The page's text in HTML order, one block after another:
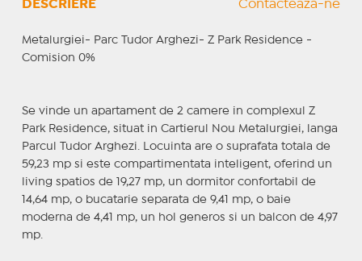
DESCRIERE Contactează-ne
Metalurgiei- Parc Tudor Arghezi- Z Park Residence -
Comision 0%
Se vinde un apartament de 2 camere in complexul Z
Park Residence, situat in Cartierul Nou Metalurgiei, langa
Parcul Tudor Arghezi. Locuinta are o suprafata totala de
59,23 mp si este compartimentata inteligent, oferind un
living spatios de 19,27 mp, un dormitor confortabil de
14,64 mp, o bucatarie separata de 9,41 mp, o baie
moderna de 4,41 mp, un hol generos si un balcon de 4,97
mp.